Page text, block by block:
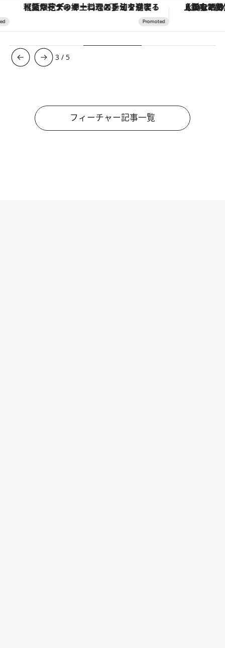
【夏限定ディナーコース】旬を迎える稚鮎や花ズッキーニなどをイタリア・トスカーナの郷土料理の手法で満喫！ 【銀座で出合う最旬美容】美髪ケアや上質
3 / 5
フィーチャー記事一覧